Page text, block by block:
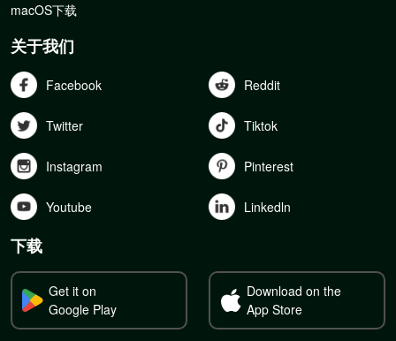
macOS下载
关于我们
Facebook Reddit
Twitter Tiktok
Instagram Pinterest
Youtube Linkedln
下载
Get it on
Google Play
Download on the
App Store